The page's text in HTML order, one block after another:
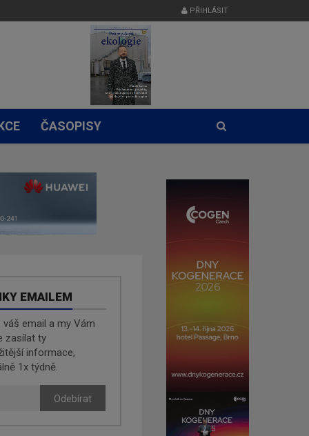
PŘIHLÁSIT
ČASOPISY
EMAILEM
váš email a my Vám
zasílat ty
informace,
1x týdně.
Odebírat